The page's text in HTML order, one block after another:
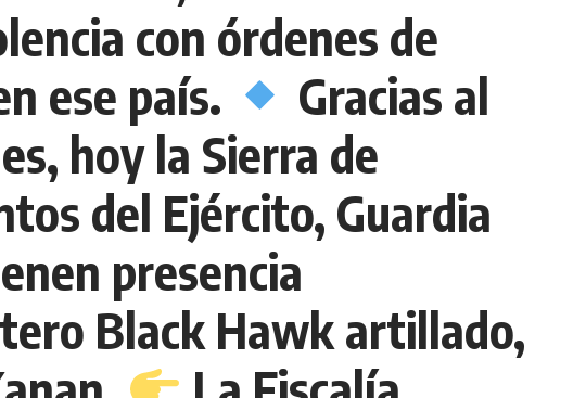
con órdenes de
ese país.
Gracias al
hoy la Sierra de
del Ejército, Guardia
presencia
Black Hawk artillado,